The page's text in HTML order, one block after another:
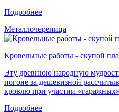
Подробнее
Металлочерепица
Кровельные работы - скупой
Эту древнюю народную
погоне за дешевизной
кровлю при участии
Подробнее